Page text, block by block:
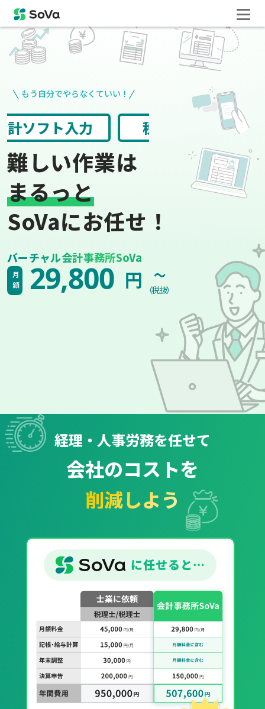
もう自分でやらなくていい！
請求書や領収書 役所手続き
難しい作業は
まるっと
SoVaにお任せ！
バーチャル会計事務所SoVa
月額 29,800 円 ~
（税抜）
経理・人事労務を任せて
会社のコストを
削減しよう